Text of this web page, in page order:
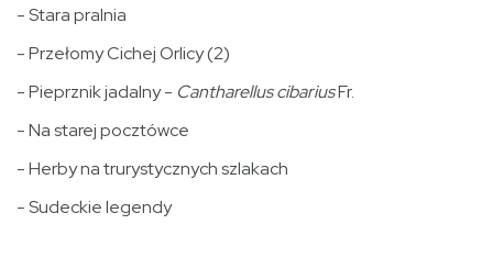
- Stara pralnia
- Przełomy Cichej Orlicy (2)
- Pieprznik jadalny - Cantharellus cibariusFr.
- Na starej pocztówce
- Herby na trurystycznych szlakach
- Sudeckie legendy